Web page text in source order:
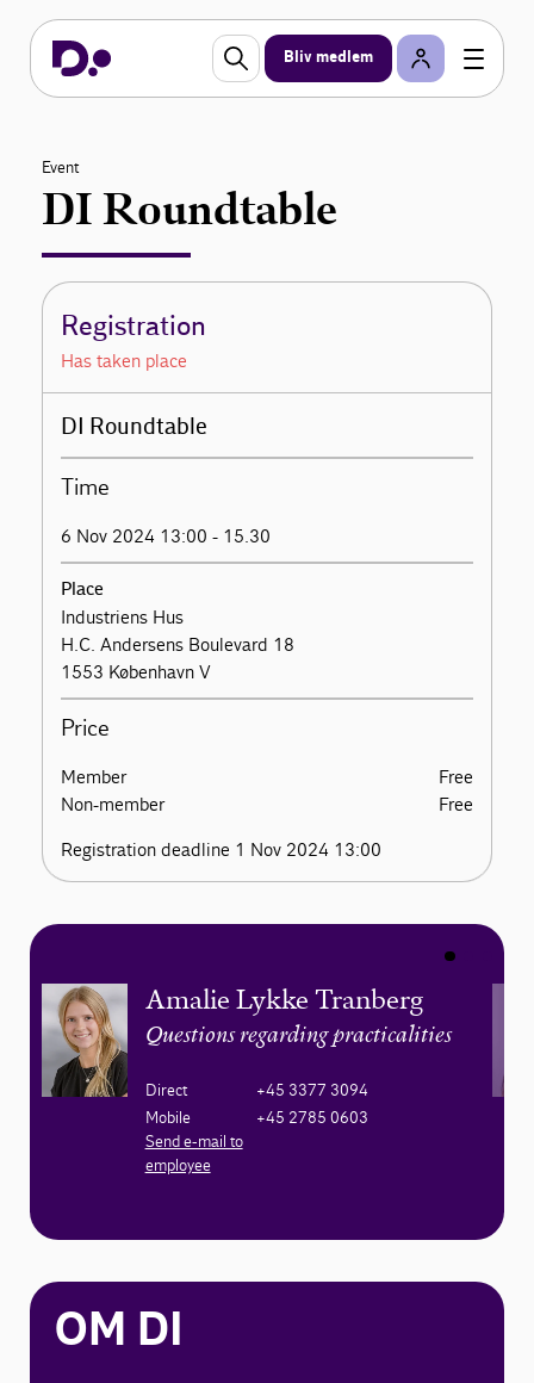
Bliv medlem
Event
DI Roundtable
Registration
Has taken place
DI Roundtable
Time
6 Nov 2024 13:00 - 15.30
Place
Industriens Hus
H.C. Andersens Boulevard 18
1553 København V
Price
Member
Free
Non-member
Free
Registration deadline 1 Nov 2024 13:00
Amalie Lykke Tranberg
Questions regarding practicalities
Direct
+45 3377 3094
Mobile
+45 2785 0603
Send e-mail to
employee
OM DI